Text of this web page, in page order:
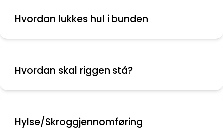
Hvordan lukkes hul i bunden
Hvordan skal riggen stå?
Hylse/Skroggjennomføring